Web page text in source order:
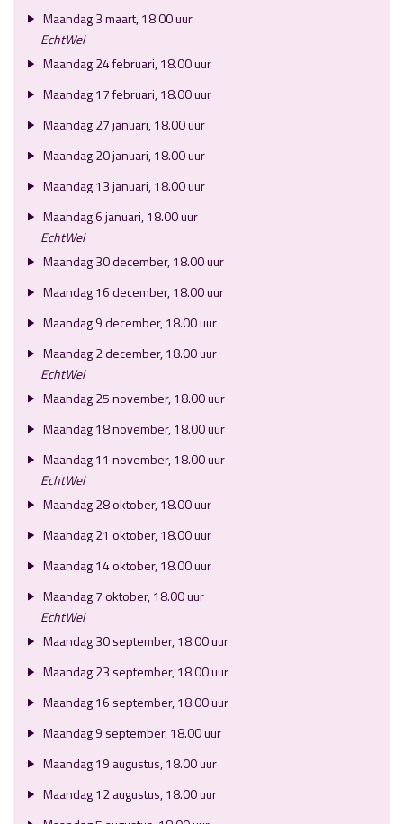
Maandag 3 maart, 18.00 uur
EchtWel
Maandag 24 februari, 18.00 uur
Maandag 17 februari, 18.00 uur
Maandag 27 januari, 18.00 uur
Maandag 20 januari, 18.00 uur
Maandag 13 januari, 18.00 uur
Maandag 6 januari, 18.00 uur
EchtWel
Maandag 30 december, 18.00 uur
Maandag 16 december, 18.00 uur
Maandag 9 december, 18.00 uur
Maandag 2 december, 18.00 uur
EchtWel
Maandag 25 november, 18.00 uur
Maandag 18 november, 18.00 uur
Maandag 11 november, 18.00 uur
EchtWel
Maandag 28 oktober, 18.00 uur
Maandag 21 oktober, 18.00 uur
Maandag 14 oktober, 18.00 uur
Maandag 7 oktober, 18.00 uur
EchtWel
Maandag 30 september, 18.00 uur
Maandag 23 september, 18.00 uur
Maandag 16 september, 18.00 uur
Maandag 9 september, 18.00 uur
Maandag 19 augustus, 18.00 uur
Maandag 12 augustus, 18.00 uur